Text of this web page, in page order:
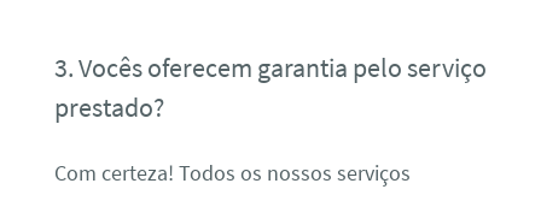
3. Vocês oferecem garantia pelo serviço
prestado?
Com certeza! Todos os nossos serviços